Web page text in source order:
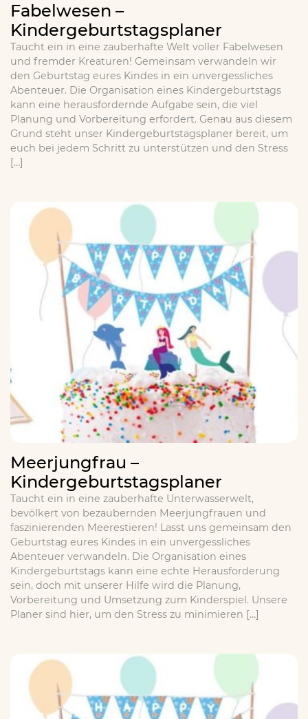
Fabelwesen –
Kindergeburtstagsplaner
Taucht ein in eine zauberhafte Welt voller Fabelwesen
und fremder Kreaturen! Gemeinsam verwandeln wir
den Geburtstag eures Kindes in ein unvergessliches
Abenteuer. Die Organisation eines Kindergeburtstags
kann eine herausfordernde Aufgabe sein, die viel
Planung und Vorbereitung erfordert. Genau aus diesem
Grund steht unser Kindergeburtstagsplaner bereit, um
euch bei jedem Schritt zu unterstützen und den Stress
[…]
Meerjungfrau –
Kindergeburtstagsplaner
Taucht ein in eine zauberhafte Unterwasserwelt,
bevölkert von bezaubernden Meerjungfrauen und
faszinierenden Meerestieren! Lasst uns gemeinsam den
Geburtstag eures Kindes in ein unvergessliches
Abenteuer verwandeln. Die Organisation eines
Kindergeburtstags kann eine echte Herausforderung
sein, doch mit unserer Hilfe wird die Planung,
Vorbereitung und Umsetzung zum Kinderspiel. Unsere
Planer sind hier, um den Stress zu minimieren […]